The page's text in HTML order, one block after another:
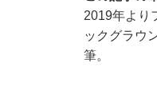
2019年より
ックグラウ
筆。